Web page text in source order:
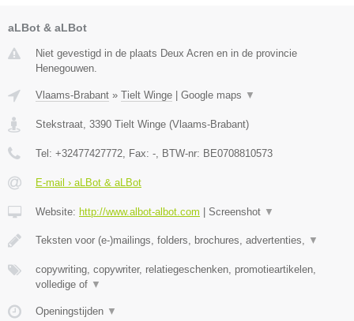
aLBot & aLBot
Niet gevestigd in de plaats Deux Acren en in de provincie
Henegouwen.
Vlaams-Brabant » Tielt Winge Google maps ▼
Stekstraat, 3390 Tielt Winge (Vlaams-Brabant)
Tel: +32477427772, Fax: -, BTW-nr: BE0708810573
E-mail › aLBot & aLBot
Website: http://www.albot-albot.com Screenshot ▼
Teksten voor (e-)mailings, folders, brochures, advertenties, ▼
copywriting, copywriter, relatiegeschenken, promotieartikelen,
volledige of ▼
Openingstijden ▼